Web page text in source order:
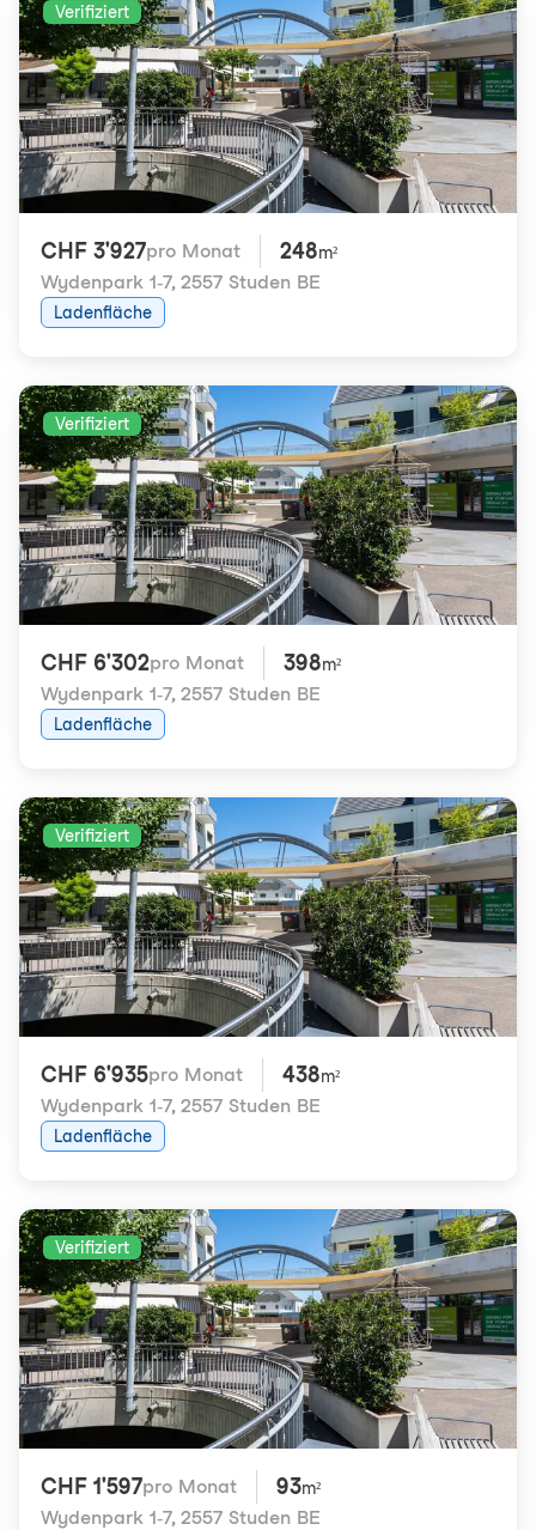
Verifiziert
CHF 3'927pro Monat 248m²
Wydenpark 1-7, 2557 Studen BE
Ladenfläche
Verifiziert
CHF 6'302pro Monat 398m²
Wydenpark 1-7, 2557 Studen BE
Ladenfläche
Verifiziert
CHF 6'935pro Monat 438m²
Wydenpark 1-7, 2557 Studen BE
Ladenfläche
Verifiziert
CHF 1'597pro Monat 93m²
Wydenpark 1-7, 2557 Studen BE